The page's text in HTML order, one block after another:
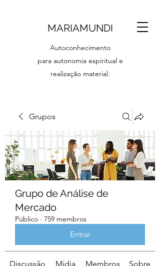
MARIAMUNDI
Autoconhecimento
para autonomia espiritual e
realização material.
Grupos
Grupo de Análise de
Mercado
Público · 759 membros
Entrar
Discussão Mídia Membros Sobre